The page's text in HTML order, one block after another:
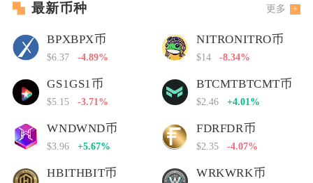
最新币种 更多
BPXBPX币
$6.37 -4.89%
NITRONITRO币
$14 -8.34%
GS1GS1币
$5.15 -3.71%
BTCMTBTCMT币
$2.46 +4.01%
WNDWND币
$3.96 +5.67%
FDRFDR币
$2.35 -4.07%
HBITHBIT币 WRKWRK币